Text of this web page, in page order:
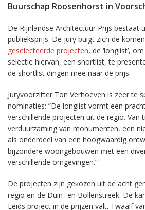
Buurschap Roosenhorst in
De Rijnlandse Architectuur Prijs bestaat
publieksprijs. De jury buigt zich de
geselecteerde projecten, de ‘longlist’,
selectie hiervan, een shortlist, te
de shortlist dingen mee naar de prijs.
Juryvoorzitter Ton Verhoeven is zeer te
nominaties: ”De longlist vormt een
verschillende projecten uit de regio. Van
verduurzaming van monumenten, een
als onderdeel van een hoogwaardig
bijzondere woongebouwen met een
verschillende omgevingen.”
De projecten zijn gekozen uit de acht
regio en de Duin- en Bollenstreek. De
Leids project in de prijzen valt. Twaalf